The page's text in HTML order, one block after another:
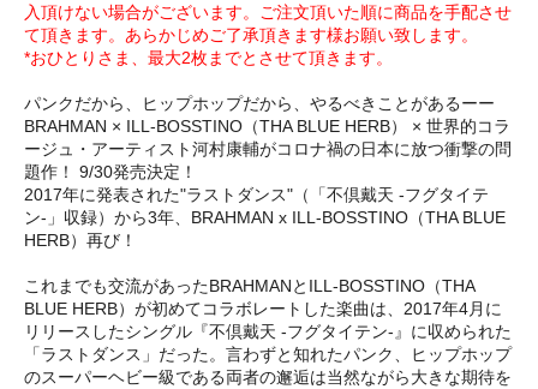
入頂けない場合がございます。ご注文頂いた順に商品を手配させ
て頂きます。あらかじめご了承頂きます様お願い致します。
*おひとりさま、最大2枚までとさせて頂きます。
パンクだから、ヒップホップだから、やるべきことがあるーー
BRAHMAN × ILL-BOSSTINO（THA BLUE HERB） × 世界的コラ
ージュ・アーティスト河村康輔がコロナ禍の日本に放つ衝撃の問
題作！ 9/30発売決定！
2017年に発表された"ラストダンス"（「不倶戴天 -フグタイテ
ン-」収録）から3年、BRAHMAN x ILL-BOSSTINO（THA BLUE
HERB）再び！
これまでも交流があったBRAHMANとILL-BOSSTINO（THA
BLUE HERB）が初めてコラボレートした楽曲は、2017年4月に
リリースしたシングル『不倶戴天 -フグタイテン-』に収められた
「ラストダンス」だった。言わずと知れたパンク、ヒップホップ
のスーパーヘビー級である両者の邂逅は当然ながら大きな期待を